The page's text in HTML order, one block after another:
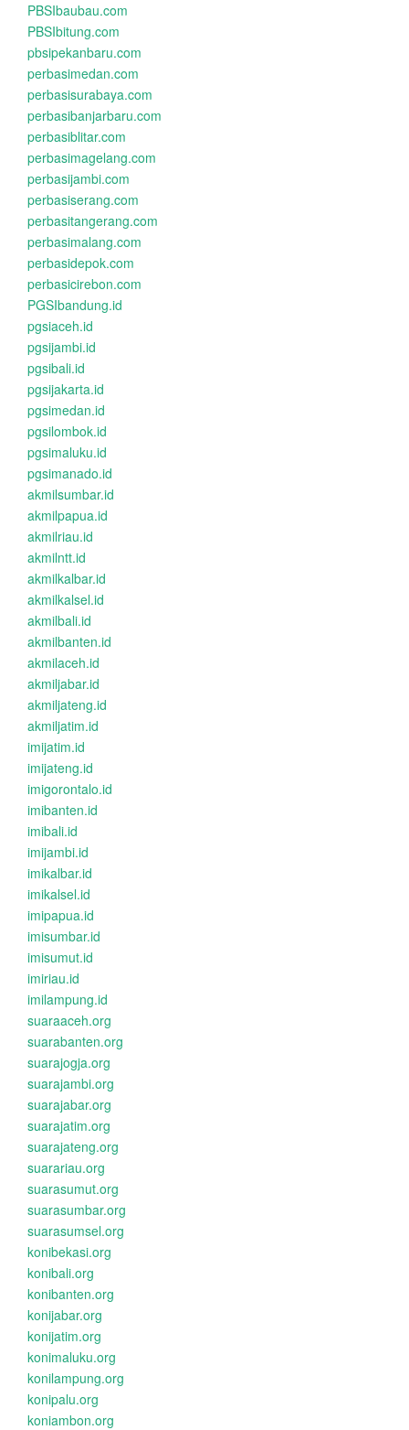
PBSIbaubau.com
PBSIbitung.com
pbsipekanbaru.com
perbasimedan.com
perbasisurabaya.com
perbasibanjarbaru.com
perbasiblitar.com
perbasimagelang.com
perbasijambi.com
perbasiserang.com
perbasitangerang.com
perbasimalang.com
perbasidepok.com
perbasicirebon.com
PGSIbandung.id
pgsiaceh.id
pgsijambi.id
pgsibali.id
pgsijakarta.id
pgsimedan.id
pgsilombok.id
pgsimaluku.id
pgsimanado.id
akmilsumbar.id
akmilpapua.id
akmilriau.id
akmilntt.id
akmilkalbar.id
akmilkalsel.id
akmilbali.id
akmilbanten.id
akmilaceh.id
akmiljabar.id
akmiljateng.id
akmiljatim.id
imijatim.id
imijateng.id
imigorontalo.id
imibanten.id
imibali.id
imijambi.id
imikalbar.id
imikalsel.id
imipapua.id
imisumbar.id
imisumut.id
imiriau.id
imilampung.id
suaraaceh.org
suarabanten.org
suarajogja.org
suarajambi.org
suarajabar.org
suarajatim.org
suarajateng.org
suarariau.org
suarasumut.org
suarasumbar.org
suarasumsel.org
konibekasi.org
konibali.org
konibanten.org
konijabar.org
konijatim.org
konimaluku.org
konilampung.org
konipalu.org
koniambon.org